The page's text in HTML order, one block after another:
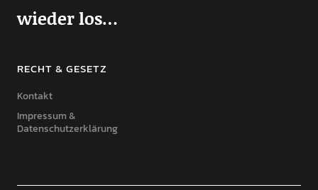
wieder los…
RECHT & GESETZ
Kontakt
Impressum &
Datenschutzerklärung